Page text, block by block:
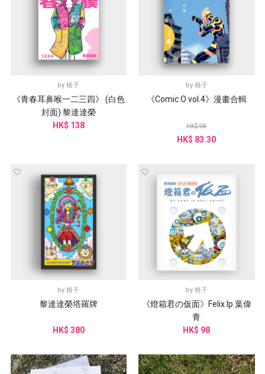
by格子
《青春耳鼻喉一二三四》 (白色
封面) 黎達達榮
HK$ 138
by 格子
《Comic O vol.4》漫畫合輯
HK$ 98
HK$ 83.30
by格子
黎達達榮塔羅牌
HK$ 380
by 格子
《燈箱君の仮面》Felix Ip 葉偉
青
HK$ 98